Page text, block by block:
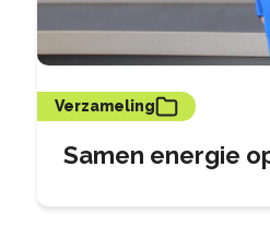
Verzameling
Samen energie